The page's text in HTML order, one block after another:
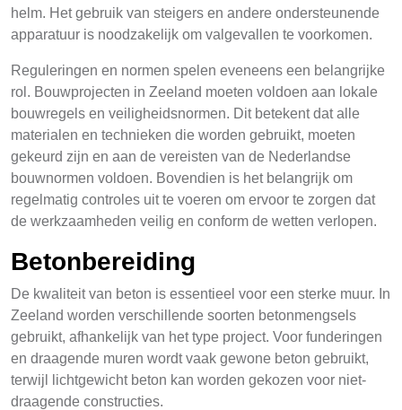
helm. Het gebruik van steigers en andere ondersteunende
apparatuur is noodzakelijk om valgevallen te voorkomen.
Reguleringen en normen spelen eveneens een belangrijke
rol. Bouwprojecten in Zeeland moeten voldoen aan lokale
bouwregels en veiligheidsnormen. Dit betekent dat alle
materialen en technieken die worden gebruikt, moeten
gekeurd zijn en aan de vereisten van de Nederlandse
bouwnormen voldoen. Bovendien is het belangrijk om
regelmatig controles uit te voeren om ervoor te zorgen dat
de werkzaamheden veilig en conform de wetten verlopen.
Betonbereiding
De kwaliteit van beton is essentieel voor een sterke muur. In
Zeeland worden verschillende soorten betonmengsels
gebruikt, afhankelijk van het type project. Voor funderingen
en draagende muren wordt vaak gewone beton gebruikt,
terwijl lichtgewicht beton kan worden gekozen voor niet-
draagende constructies.